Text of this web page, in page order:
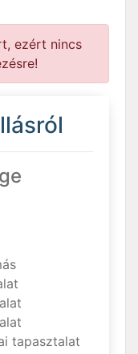
ezért nincs
tapasztalat